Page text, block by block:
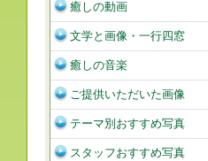
癒しの動画
文学と画像・一行四窓
癒しの音楽
ご提供いただいた画像
テーマ別おすすめ写真
スタッフおすすめ写真